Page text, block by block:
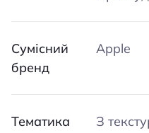
Сумісний
бренд
Apple
Тематика
З